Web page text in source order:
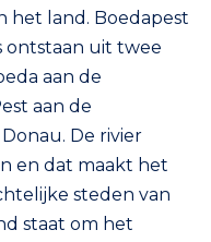
het land. Boedapest
ontstaan uit twee
aan de
aan de
De rivier
en dat maakt het
steden van
staat om het